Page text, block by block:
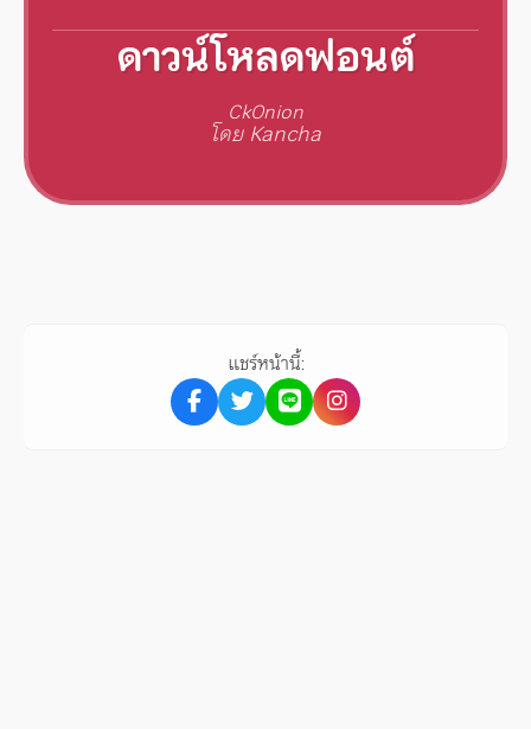
ดาวน์โหลดฟอนต์
CkOnion
โดย Kancha
แชร์หน้านี้: